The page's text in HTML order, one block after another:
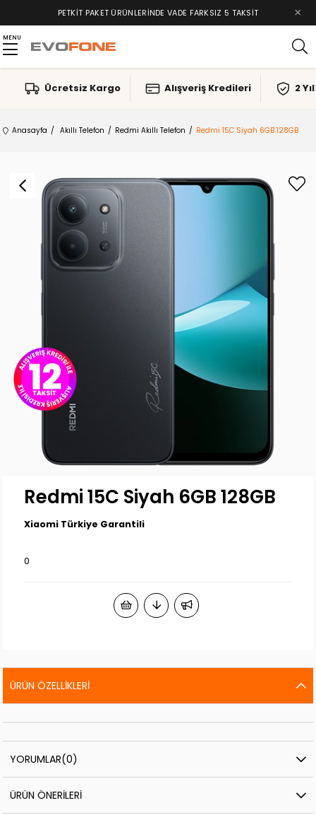
PETKIT PAKET ÜRÜNLERINDE VADE FARKSIZ 5 TAKSIT ×
MENU
Ücretsiz Kargo Alışveriş Kredileri 2
Anasayfa Akıllı Telefon Redmi Akıllı Telefon Redmi 15C Siyah 6GB 128GB
Redmi 15C Siyah 6GB 128GB
Xiaomi Türkiye Garantili
0
ÜRÜN ÖZELLIKLERI
YORUMLAR(0)
ÜRÜN ÖNERILERI